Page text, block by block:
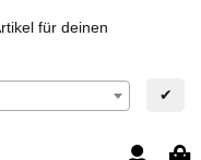
für deinen
✔